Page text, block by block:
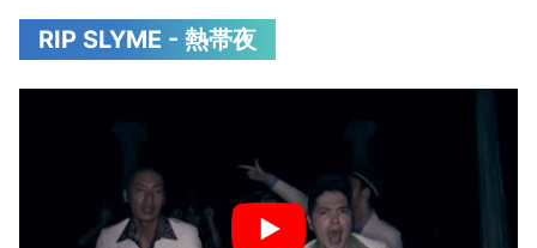
RIP SLYME - 熱帯夜